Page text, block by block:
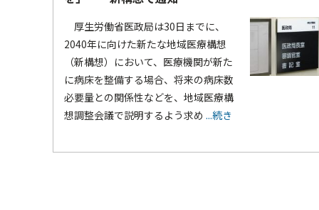
厚生労働省医政局は30日までに、
2040年に向けた新たな地域医療構想
（新構想）において、医療機関が新た
に病床を整備する場合、将来の病床数
必要量との関係性などを、地域医療構
想調整会議で説明するよう求め ...続き